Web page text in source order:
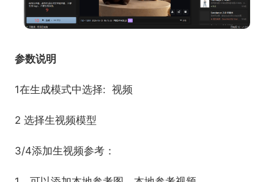
参数说明
1在生成模式中选择: 视频
2 选择生视频模型
3/4添加生视频参考：